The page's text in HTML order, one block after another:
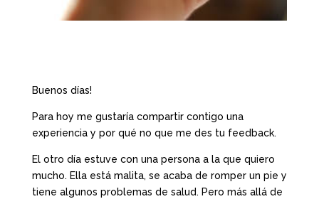
Buenos días!
Para hoy me gustaría compartir contigo una
experiencia y por qué no que me des tu feedback.
El otro día estuve con una persona a la que quiero
mucho. Ella está malita, se acaba de romper un pie y
tiene algunos problemas de salud. Pero más allá de